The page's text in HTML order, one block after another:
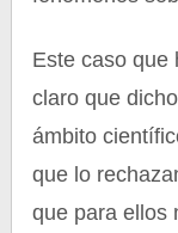
Este caso que
claro que
ámbito
que lo
que para ellos